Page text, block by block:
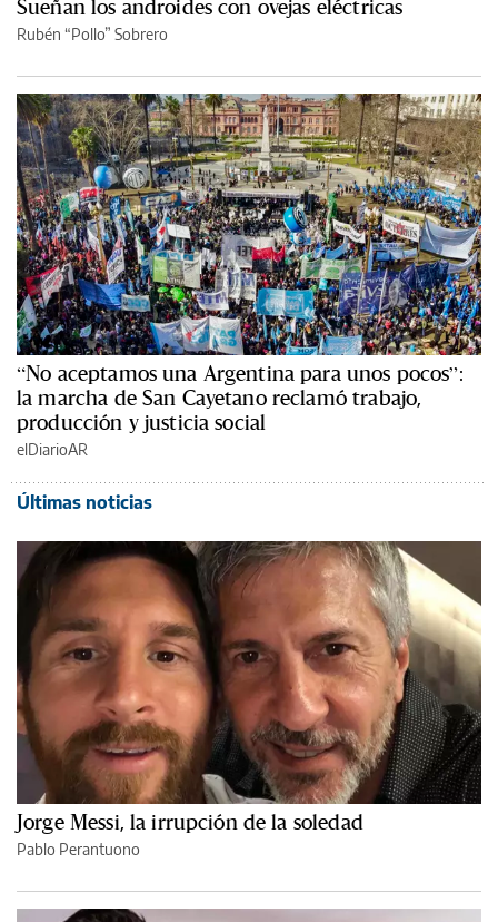
Sueñan los androides con ovejas eléctricas
Rubén “Pollo” Sobrero
“No aceptamos una Argentina para unos pocos”:
la marcha de San Cayetano reclamó trabajo,
producción y justicia social
elDiarioAR
Últimas noticias
Jorge Messi, la irrupción de la soledad
Pablo Perantuono